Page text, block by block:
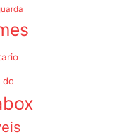
do